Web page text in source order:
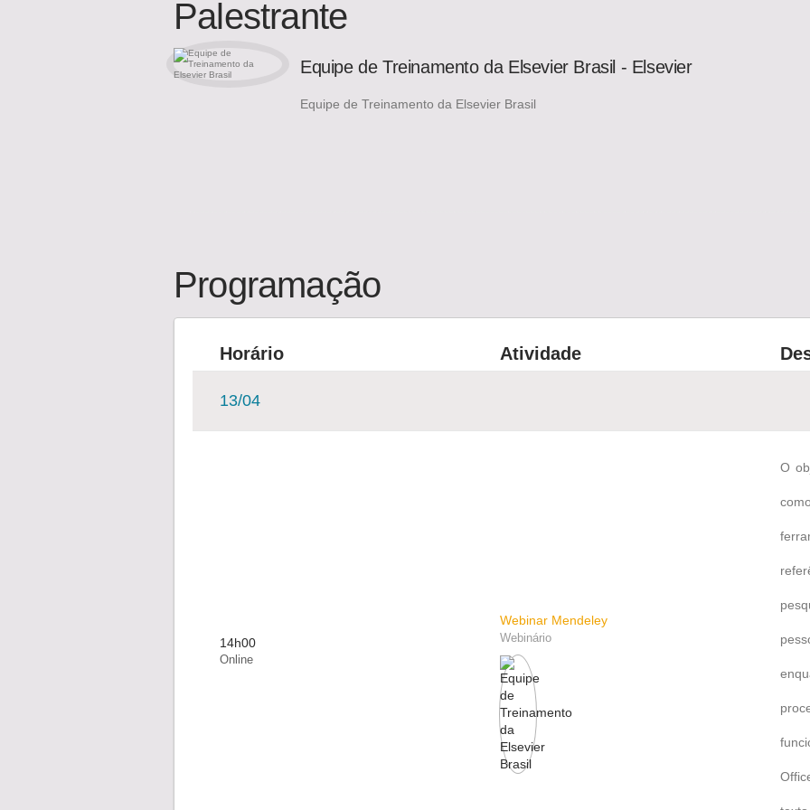
Palestrante
Equipe de Treinamento da Elsevier Brasil - Elsevier
Equipe de Treinamento da Elsevier Brasil
Programação
Horário Atividade
13/04
14h00
Online
Webinar Mendeley
Webinário
O